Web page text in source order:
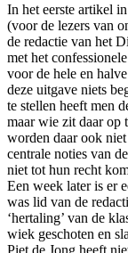
In het eerste artikel
(voor de lezers van
de redactie van het
met het
voor de hele en
deze uitgave niets
te stellen heeft men
maar wie zit daar op
worden daar ook
centrale noties van
niet tot hun recht
Een week later is er
was lid van de
‘hertaling’ van de
wiek geschoten en
Piet de Jong heeft